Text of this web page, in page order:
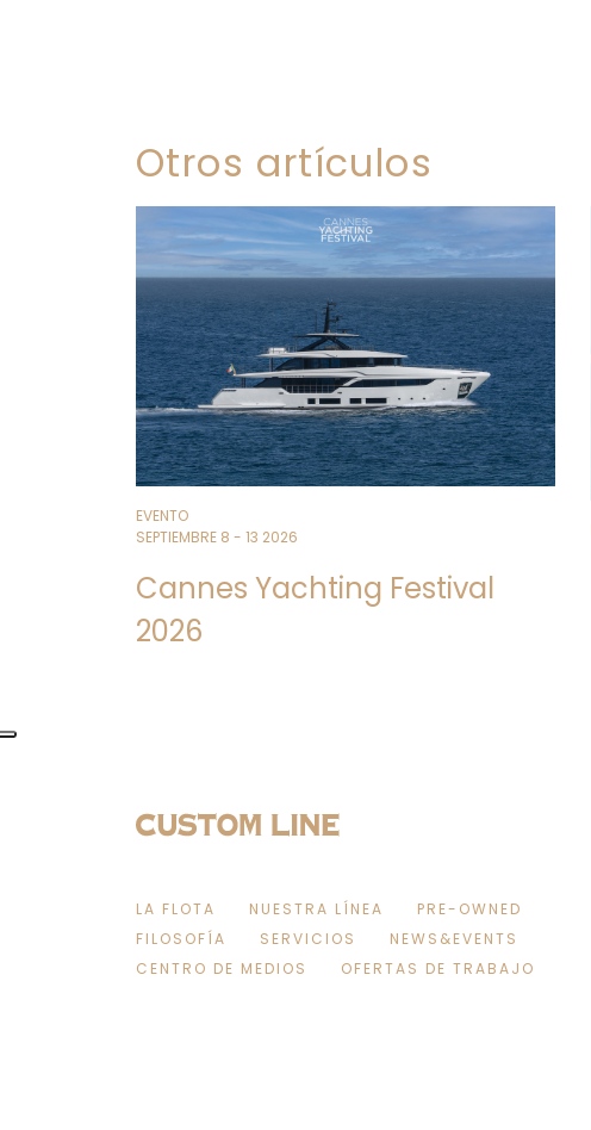
Otros artículos
EVENTO
SEPTIEMBRE 8 - 13 2026
Cannes Yachting Festival
2026
LA FLOTA NUESTRA LÍNEA
PRE-OWNED
FILOSOFÍA
SERVICIOS
NEWS&EVENTS
CENTRO DE MEDIOS
OFERTAS DE TRABAJO